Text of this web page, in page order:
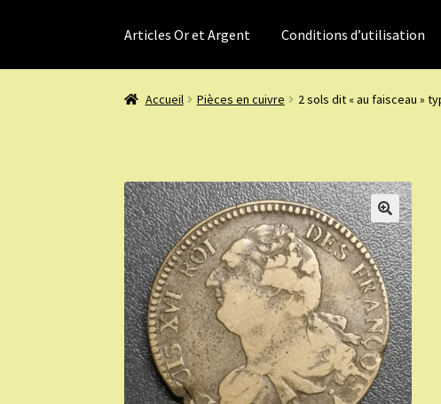
Articles Or et Argent Conditions d’utilisation
Accueil Pièces en cuivre 2 sols dit « au faisceau »